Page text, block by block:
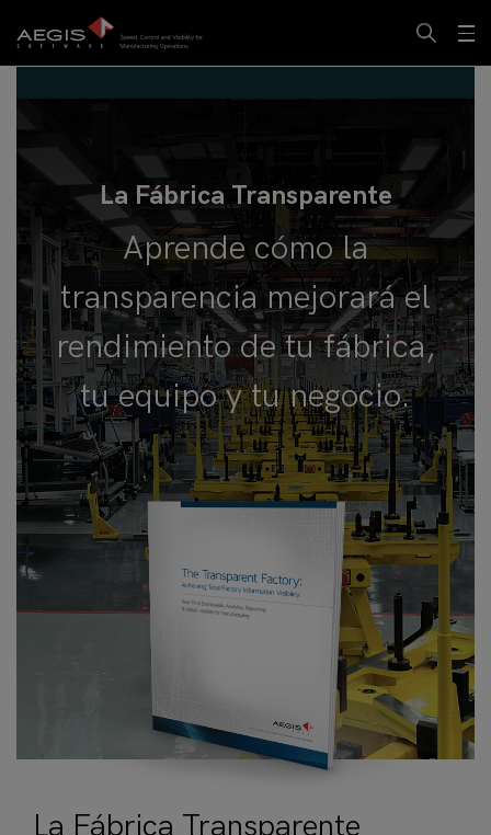
La Fábrica Transparente
Aprende cómo la
transparencia mejorará el
rendimiento de tu fábrica,
tu equipo y tu negocio.
La Fábrica Transparente